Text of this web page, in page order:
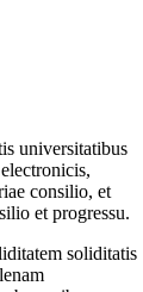
universitatibus
consilio, et
et progressu.
soliditatis